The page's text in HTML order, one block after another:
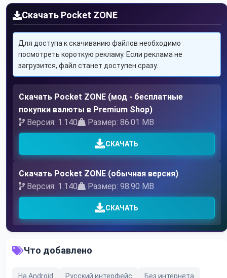
Скачать Pocket ZONE
Для доступа к скачиванию файлов необходимо
посмотреть короткую рекламу. Если реклама не
загрузится, файл станет доступен сразу.
Скачать Pocket ZONE (мод - бесплатные
покупки валюты в Premium Shop)
Версия: 1.140
Размер: 86.01 MB
СКАЧАТЬ
Скачать Pocket ZONE (обычная версия)
Версия: 1.140
Размер: 98.90 MB
СКАЧАТЬ
Что добавлено
На Android Русский интерфейс Без интернета